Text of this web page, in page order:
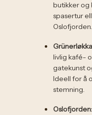
butikker og
spasertur
Oslofjorden.
livlig kafé-
gatekunst
Ideell for å
stemning.
Oslofjorden: